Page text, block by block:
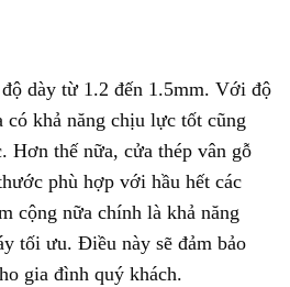
dày từ 1.2 đến 1.5mm. Với độ
có khả năng chịu lực tốt cũng
Hơn thế nữa, cửa thép vân gỗ
phù hợp với hầu hết các
cộng nữa chính là khả năng
tối ưu. Điều này sẽ đảm bảo
gia đình quý khách.